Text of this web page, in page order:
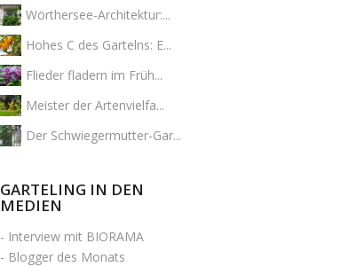
Wörthersee-Architektur:...
Hohes C des Gartelns: E...
Flieder fladern im Früh...
Meister der Artenvielfa...
Der Schwiegermutter-Gar...
GARTELING IN DEN
MEDIEN
- Interview mit BIORAMA
- Blogger des Monats